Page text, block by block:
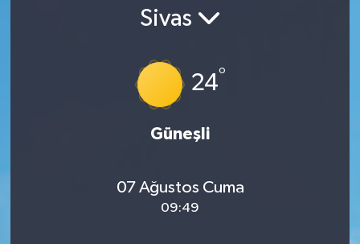
Sivas
24°
Güneşli
07 Ağustos Cuma
09:49